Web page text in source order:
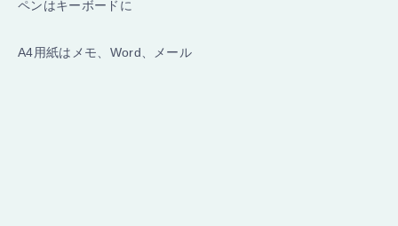
ペンはキーボードに
A4用紙はメモ、Word、メール